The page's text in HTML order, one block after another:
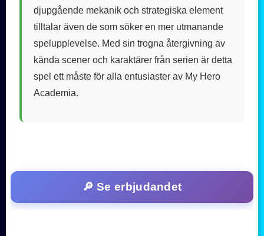
djupgående mekanik och strategiska element
tilltalar även de som söker en mer utmanande
spelupplevelse. Med sin trogna återgivning av
kända scener och karaktärer från serien är detta
spel ett måste för alla entusiaster av My Hero
Academia.
🔎 Se erbjudandet